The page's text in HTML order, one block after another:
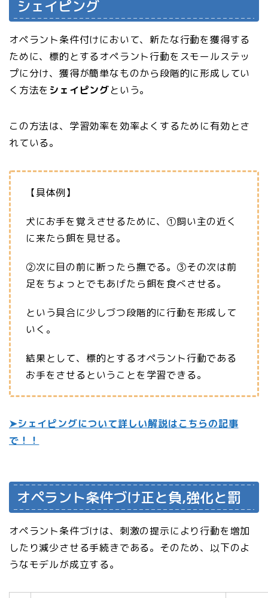
シェイピング
オペラント条件付けにおいて、新たな行動を獲得する
ために、標的とするオペラント行動をスモールステッ
プに分け、獲得が簡単なものから段階的に形成してい
く方法を シェイピングという。
この方法は、学習効率を効率よくするために有効とさ
れている。
【具体例】
犬にお手を覚えさせるために、①飼い主の近く
に来たら餌を見せる。
②次に目の前に断ったら撫でる。③その次は前
足をちょっとでもあげたら餌を食べさせる。
という具合に少しづつ段階的に行動を形成して
いく。
結果として、標的とするオペラント行動である
お手をさせるということを学習できる。
➤シェイピングについて詳しい解説はこちらの記事
で！！
オペラント条件づけ正と負,強化と罰
オペラント条件づけは、刺激の提示により行動を増加
したり減少させる手続きである。そのため、以下のよ
うなモデルが成立する。